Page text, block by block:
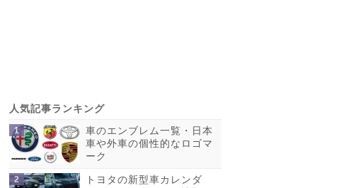
車のエンブレム一覧・日本
車や外車の個性的なロゴマ
ーク
トヨタの新型車カレンダ